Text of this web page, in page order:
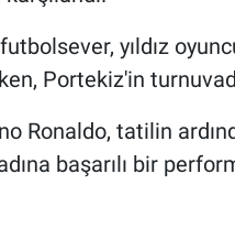
yıldız
Portekiz'in
Ronaldo, tatilin
başarılı bir